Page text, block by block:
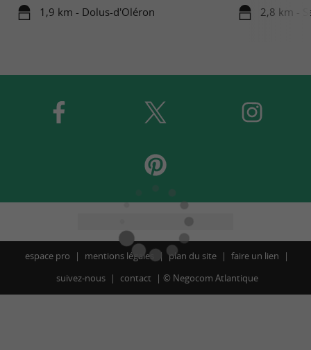
1,9 km - Dolus-d'Oléron 2,8 km -
espace pro mentions légales plan du site
faire un lien
suivez-nous
contact © Negocom Atlantique